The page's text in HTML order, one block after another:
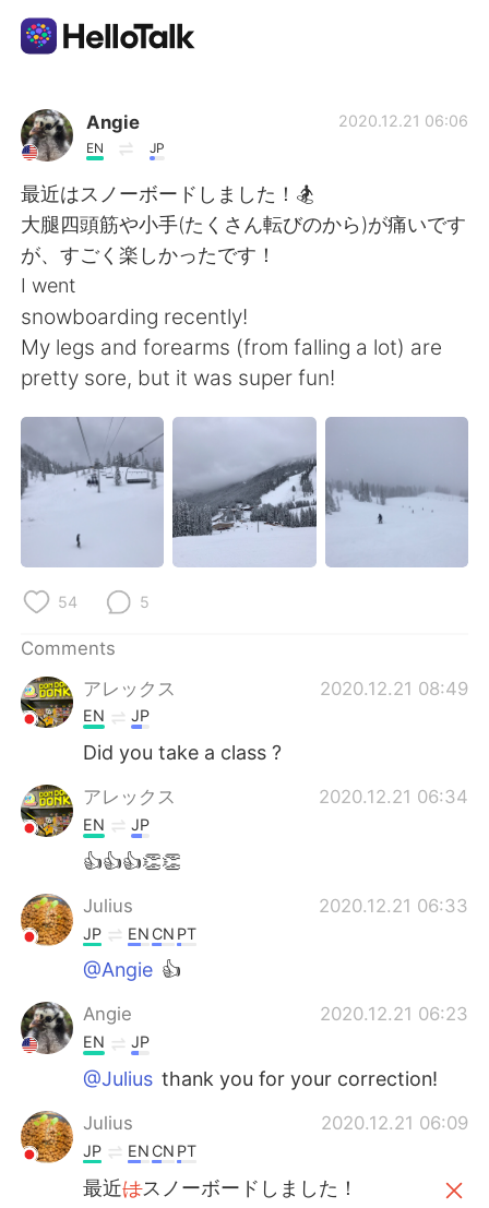
Language Exchange App
AI Grammar Checker
English
简体中文 繁體中文
Español العربية
Français
日本語 한국어
Русский
Indonesia
Türkçe
Português
Angie
EN JP
2020.12.21 06:06
最近はスノーボードしました！🏂
大腿四頭筋や小手(たくさん転びのから)が痛いです
が、すごく楽しかったです！
I went
snowboarding recently!
My legs and forearms (from falling a lot) are
pretty sore, but it was super fun!
54 5
Comments
アレックス
2020.12.21 08:49
EN JP
Did you take a class ?
アレックス 2020.12.21 06:34
EN JP
👍👍👍👏👏
Julius 2020.12.21 06:33
JP EN CN PT
@Angie 👍
Angie 2020.12.21 06:23
EN JP
@Julius thank you for your correction!
Julius 2020.12.21 06:09
JP EN CN PT
最近はスノーボードしました！